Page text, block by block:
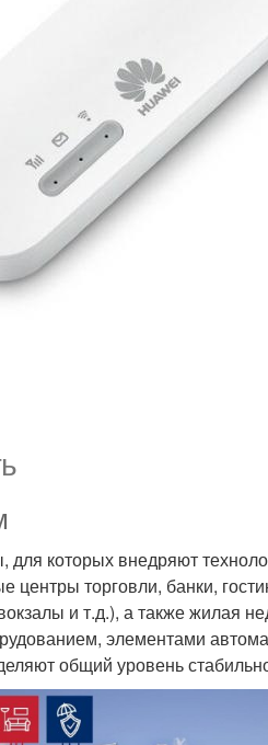
которых внедряют
торговли, банки,
и т.д.), а также жилая
элементами
общий уровень